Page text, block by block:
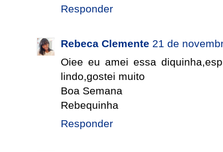
Responder
Rebeca Clemente 21 de
Oiee eu amei essa
lindo,gostei muito
Boa Semana
Rebequinha
Responder